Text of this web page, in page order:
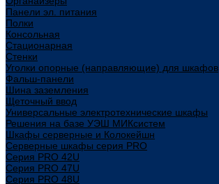
Панели эл. питания
Полки
Консольная
Стационарная
Стенки
Уголки опорные (направляющие) для шкафов
Фальш-панели
Шина заземления
Щеточный ввод
Универсальные электротехнические шкафы
Решения на базе УЭШ МИКсистем
Шкафы серверные и Колокейшн
Серверные шкафы серия PRO
Серия PRO 42U
Серия PRO 47U
Серия PRO 48U